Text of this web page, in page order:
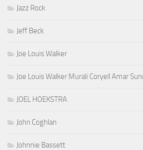
Jazz Rock
Jeff Beck
Joe Louis Walker
Joe Louis Walker Murali Coryell Amar
JOEL HOEKSTRA
John Coghlan
Johnnie Bassett